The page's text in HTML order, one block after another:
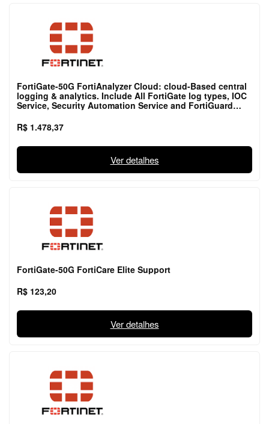
FortiGate-50G FortiAnalyzer Cloud: cloud-Based central
logging & analytics. Include All FortiGate log types, IOC
Service, Security Automation Service and FortiGuard
R$ 1.478,37
Ver detalhes
FortiGate-50G FortiCare Elite Support
R$ 123,20
Ver detalhes